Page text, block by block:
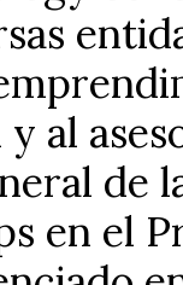
al
de
en el